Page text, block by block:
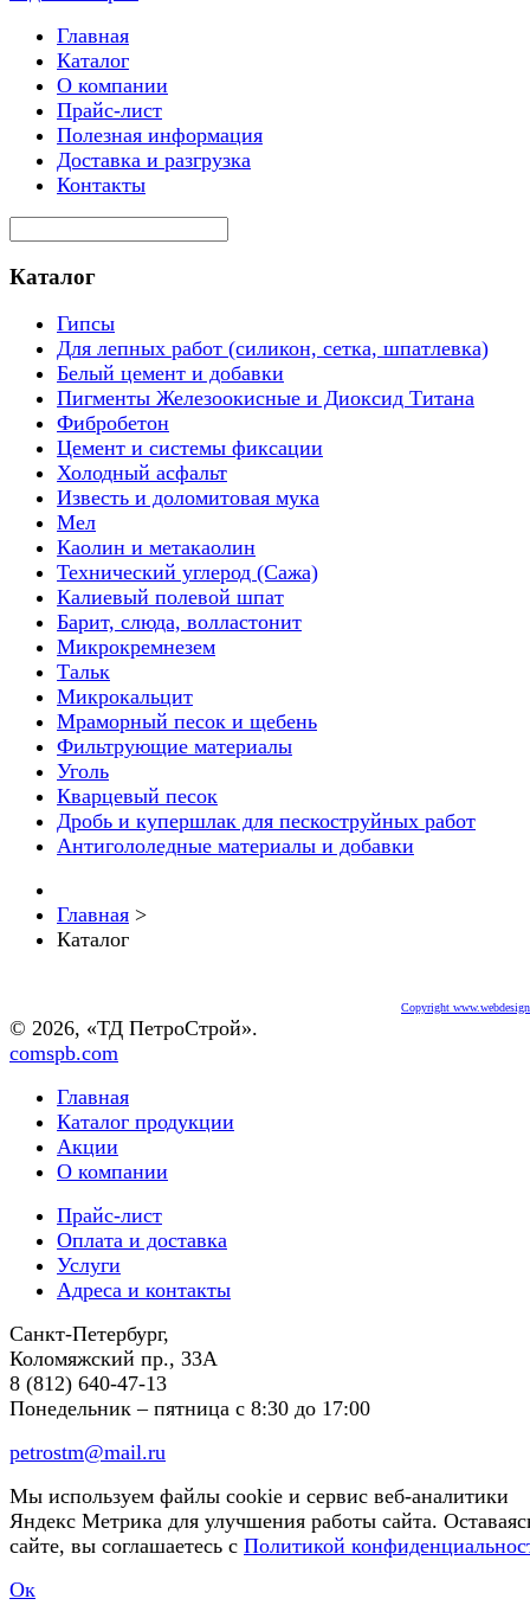
Главная
Каталог
О компании
Прайс-лист
Полезная информация
Доставка и разгрузка
Контакты
Каталог
Гипсы
Для лепных работ (силикон, сетка, шпатлевка)
Белый цемент и добавки
Пигменты Железоокисные и Диоксид Титана
Фибробетон
Цемент и системы фиксации
Холодный асфальт
Известь и доломитовая мука
Мел
Каолин и метакаолин
Технический углерод (Сажа)
Калиевый полевой шпат
Барит, слюда, волластонит
Микрокремнезем
Тальк
Микрокальцит
Мраморный песок и щебень
Фильтрующие материалы
Уголь
Кварцевый песок
Дробь и купершлак для пескоструйных работ
Антигололедные материалы и добавки
Главная >
Каталог
Copyright
© 2026, «ТД ПетроСтрой».
comspb.com
Главная
Каталог продукции
Акции
О компании
Прайс-лист
Оплата и доставка
Услуги
Адреса и контакты
Санкт-Петербург,
Коломяжский пр., 33А
8 (812) 640-47-13
Понедельник – пятница с 8:30 до 17:00
petrostm@mail.ru
Мы используем файлы cookie и сервис веб-аналитики
Яндекс Метрика для улучшения работы сайта.
сайте, вы соглашаетесь с Политикой
Ок